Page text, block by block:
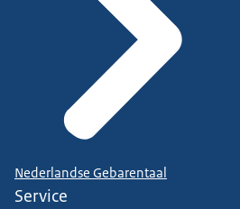
Nederlandse Gebarentaal
Service